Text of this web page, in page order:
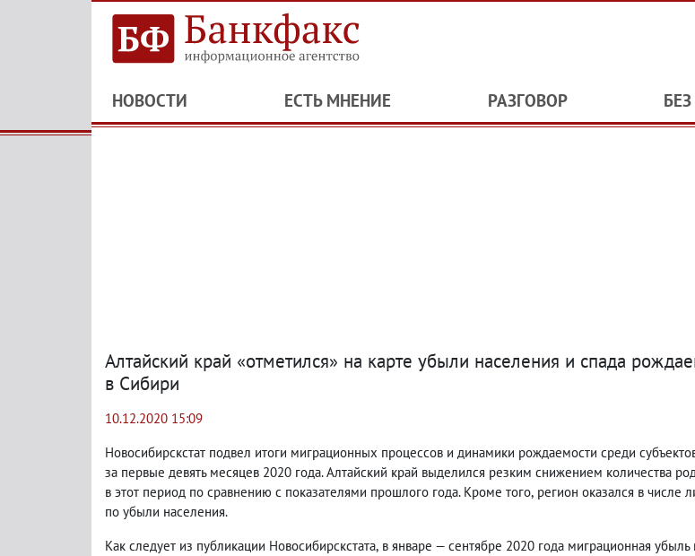
НОВОСТИ ЕСТЬ МНЕНИЕ РАЗГОВОР
Алтайский край «отметился» на карте убыли населения и спада
в Сибири
10.12.2020 15:09
Новосибирскстат подвел итоги миграционных процессов и динамики рождаемости среди
за первые девять месяцев 2020 года. Алтайский край выделился резким снижением количества
в этот период по сравнению с показателями прошлого года. Кроме того, регион оказался в числе
по убыли населения.
Как следует из публикации Новосибирскстата, в январе — сентябре 2020 года миграционная убыль